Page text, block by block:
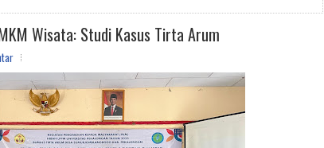
Wisata: Studi Kasus Tirta Arum